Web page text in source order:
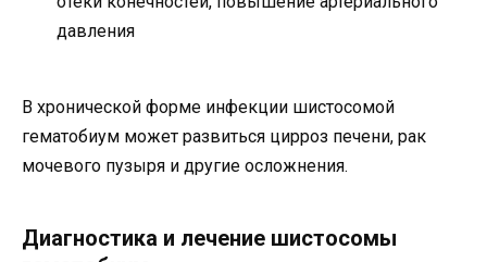
давления
В хронической форме инфекции шистосомой
гематобиум может развиться цирроз печени, рак
мочевого пузыря и другие осложнения.
Диагностика и лечение шистосомы